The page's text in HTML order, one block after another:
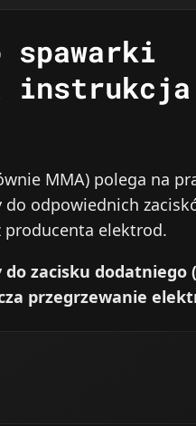
spawarki
MMA) polega na
odpowiednich
producenta elektrod.
zacisku dodatniego
przegrzewanie